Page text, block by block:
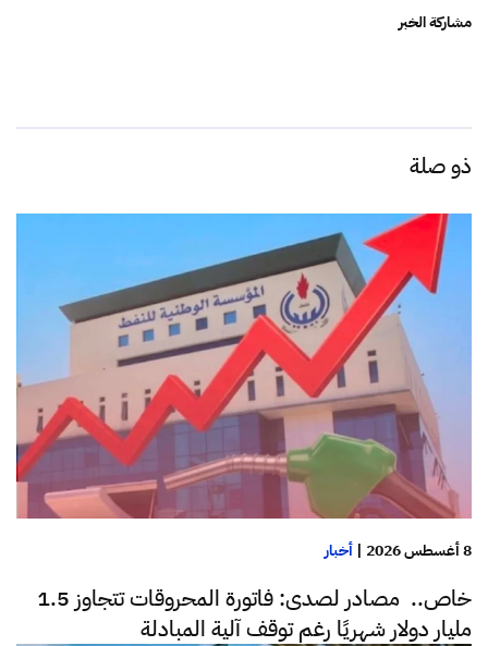
مشاركة الخبر
ذو صلة
8 أغسطس 2026 | أخبار
خاص.. مصادر لصدى: فاتورة المحروقات تتجاوز 1.5
مليار دولار شهريًا رغم توقف آلية المبادلة